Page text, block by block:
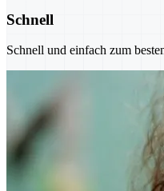
Schnell
Schnell und einfach zum